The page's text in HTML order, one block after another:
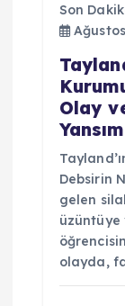
Son
Olay
Debsirin
gelen
üzüntüye
olayda,